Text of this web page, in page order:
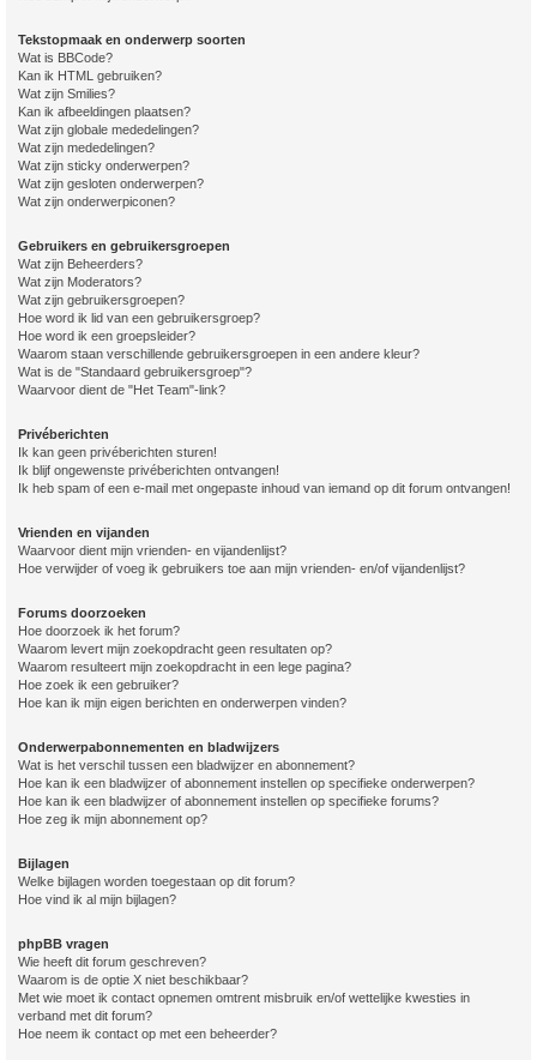
Tekstopmaak en onderwerp soorten
Wat is BBCode?
Kan ik HTML gebruiken?
Wat zijn Smilies?
Kan ik afbeeldingen plaatsen?
Wat zijn globale mededelingen?
Wat zijn mededelingen?
Wat zijn sticky onderwerpen?
Wat zijn gesloten onderwerpen?
Wat zijn onderwerpiconen?
Gebruikers en gebruikersgroepen
Wat zijn Beheerders?
Wat zijn Moderators?
Wat zijn gebruikersgroepen?
Hoe word ik lid van een gebruikersgroep?
Hoe word ik een groepsleider?
Waarom staan verschillende gebruikersgroepen in een andere kleur?
Wat is de "Standaard gebruikersgroep"?
Waarvoor dient de "Het Team"-link?
Privéberichten
Ik kan geen privéberichten sturen!
Ik blijf ongewenste privéberichten ontvangen!
Ik heb spam of een e-mail met ongepaste inhoud van iemand op dit forum ontvangen!
Vrienden en vijanden
Waarvoor dient mijn vrienden- en vijandenlijst?
Hoe verwijder of voeg ik gebruikers toe aan mijn vrienden- en/of vijandenlijst?
Forums doorzoeken
Hoe doorzoek ik het forum?
Waarom levert mijn zoekopdracht geen resultaten op?
Waarom resulteert mijn zoekopdracht in een lege pagina?
Hoe zoek ik een gebruiker?
Hoe kan ik mijn eigen berichten en onderwerpen vinden?
Onderwerpabonnementen en bladwijzers
Wat is het verschil tussen een bladwijzer en abonnement?
Hoe kan ik een bladwijzer of abonnement instellen op specifieke onderwerpen?
Hoe kan ik een bladwijzer of abonnement instellen op specifieke forums?
Hoe zeg ik mijn abonnement op?
Bijlagen
Welke bijlagen worden toegestaan op dit forum?
Hoe vind ik al mijn bijlagen?
phpBB vragen
Wie heeft dit forum geschreven?
Waarom is de optie X niet beschikbaar?
Met wie moet ik contact opnemen omtrent misbruik en/of wettelijke kwesties in
verband met dit forum?
Hoe neem ik contact op met een beheerder?